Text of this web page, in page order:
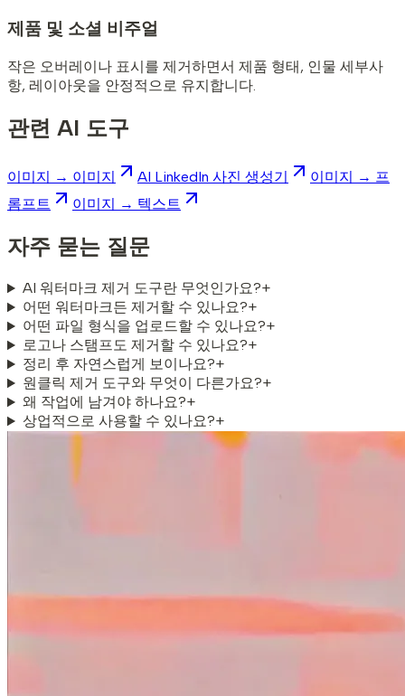
제품 및 소셜 비주얼
작은 오버레이나 표시를 제거하면서 제품 형태, 인물 세부사
항, 레이아웃을 안정적으로 유지합니다.
관련 AI 도구
이미지 → 이미지 AI LinkedIn 사진 생성기
이미지 → 프
롬프트
이미지 → 텍스트
자주 묻는 질문
AI 워터마크 제거 도구란 무엇인가요?+
어떤 워터마크든 제거할 수 있나요?+
어떤 파일 형식을 업로드할 수 있나요?+
로고나 스탬프도 제거할 수 있나요?+
정리 후 자연스럽게 보이나요?+
원클릭 제거 도구와 무엇이 다른가요?+
왜 작업에 남겨야 하나요?+
상업적으로 사용할 수 있나요?+